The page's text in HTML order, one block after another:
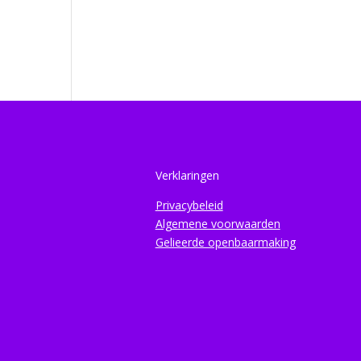
Verklaringen
Privacybeleid
Algemene voorwaarden
Gelieerde openbaarmaking